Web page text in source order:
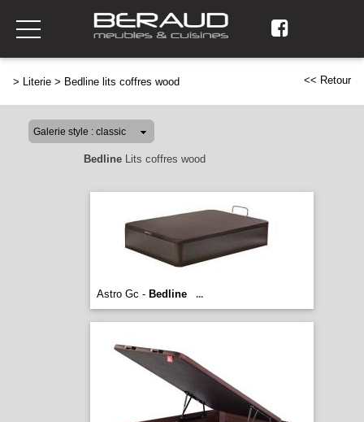
> Literie > Bedline lits coffres wood << Retour
BedlineLits coffres wood
Astro Gc - Bedline ...